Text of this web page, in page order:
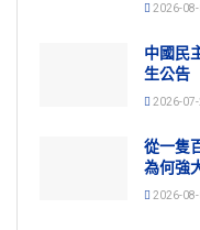
2026-08-
中國民
生公告
2026-07-
從一隻
為何強
2026-08-